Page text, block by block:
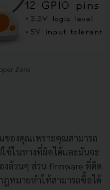
Zero
องคุณเพราะคุณสามารถ
ช้ในทางที่ผิดได้และมันจะ
ล้วนๆ ส่วน firmware ที่ติด
ฎหมายทำให้สามารถซื้อได้